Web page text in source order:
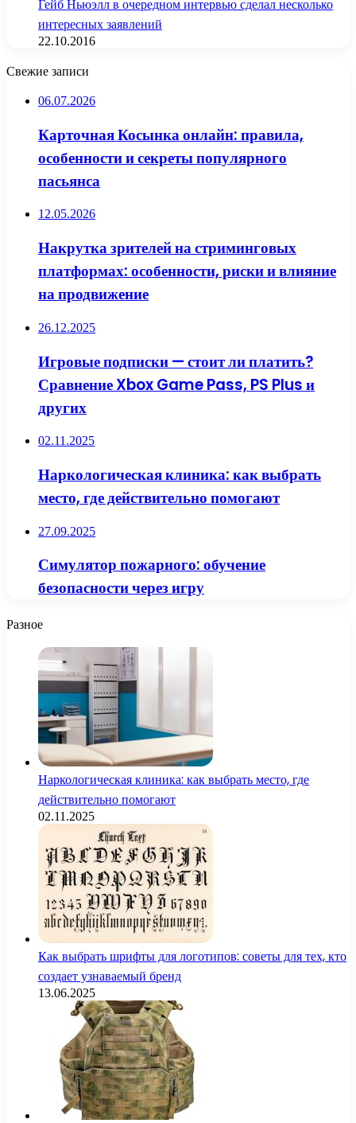
Гейб Ньюэлл в очередном интервью сделал несколько
интересных заявлений
22.10.2016
Свежие записи
06.07.2026
Карточная Косынка онлайн: правила,
особенности и секреты популярного
пасьянса
12.05.2026
Накрутка зрителей на стриминговых
платформах: особенности, риски и влияние
на продвижение
26.12.2025
Игровые подписки — стоит ли платить?
Сравнение Xbox Game Pass, PS Plus и
других
02.11.2025
Наркологическая клиника: как выбрать
место, где действительно помогают
27.09.2025
Симулятор пожарного: обучение
безопасности через игру
Разное
Наркологическая клиника: как выбрать место, где
действительно помогают
02.11.2025
Как выбрать шрифты для логотипов: советы для тех, кто
создает узнаваемый бренд
13.06.2025